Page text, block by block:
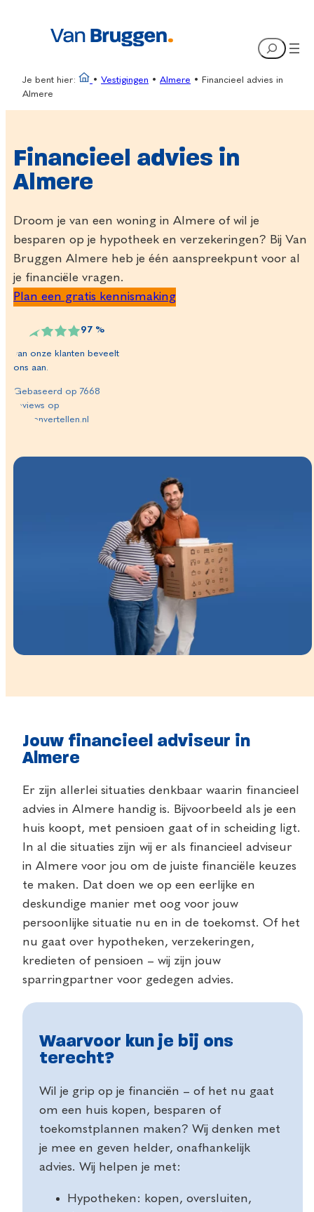
Search
Je bent hier: • Vestigingen • Almere •
Financieel advies in
Almere
Financieel advies in
Almere
Droom je van een woning in Almere of wil je
besparen op je hypotheek en verzekeringen? Bij Van
Bruggen Almere heb je één aanspreekpunt voor al
je financiële vragen.
Plan een gratis kennismaking
97 %
van onze klanten beveelt
ons aan.
Gebaseerd op 7668
reviews op
klantenvertellen.nl
Jouw financieel adviseur in
Almere
Er zijn allerlei situaties denkbaar waarin financieel
advies in Almere handig is. Bijvoorbeeld als je een
huis koopt, met pensioen gaat of in scheiding ligt.
In al die situaties zijn wij er als financieel adviseur
in Almere voor jou om de juiste financiële keuzes
te maken. Dat doen we op een eerlijke en
deskundige manier met oog voor jouw
persoonlijke situatie nu en in de toekomst. Of het
nu gaat over hypotheken, verzekeringen,
kredieten of pensioen – wij zijn jouw
sparringpartner voor gedegen advies.
Waarvoor kun je bij ons
terecht?
Wil je grip op je financiën – of het nu gaat
om een huis kopen, besparen of
toekomstplannen maken? Wij denken met
je mee en geven helder, onafhankelijk
advies. Wij helpen je met:
Hypotheken: kopen, oversluiten,